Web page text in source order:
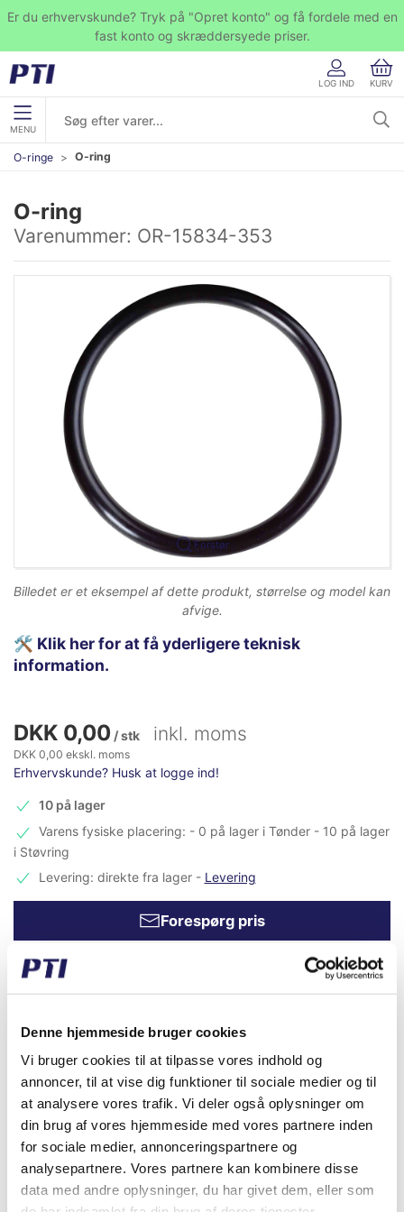
Denne hjemmeside bruger cookies
Vi bruger cookies til at tilpasse vores indhold og
annoncer, til at vise dig funktioner til sociale medier og til
at analysere vores trafik. Vi deler også oplysninger om
din brug af vores hjemmeside med vores partnere inden
for sociale medier, annonceringspartnere og
analysepartnere. Vores partnere kan kombinere disse
data med andre oplysninger, du har givet dem, eller som
Er du erhvervskunde? Tryk på "Opret konto" og få fordele med en
fast konto og skræddersyede priser.
LOG IND KURV
MENU
O-ringe O-ring
O-ring
Varenummer: OR-15834-353
Forstør
Billedet er et eksempel af dette produkt, størrelse og model kan
afvige.
🛠️ Klik her for at få yderligere teknisk
information.
DKK 0,00 / stk inkl. moms
DKK 0,00 ekskl. moms
Erhvervskunde? Husk at logge ind!
10 på lager
Varens fysiske placering: - 0 på lager i Tønder - 10 på lager
i Støvring
Levering: direkte fra lager- Levering
Forespørg pris
Vare Info d 158,34 B 3,53
Vægt (kg) 0,01
Toldtariff nummer 4016930090
GTIN / EAN 5713188522848
Indvendig diameter (mm) 158,34